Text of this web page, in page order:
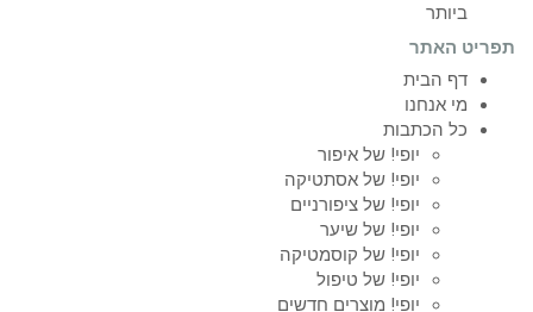
ביותר
תפריט האתר
דף הבית
מי אנחנו
כל הכתבות
יופי! של איפור
יופי! של אסתטיקה
יופי! של ציפורניים
יופי! של שיער
יופי! של קוסמטיקה
יופי! של טיפול
יופי! מוצרים חדשים